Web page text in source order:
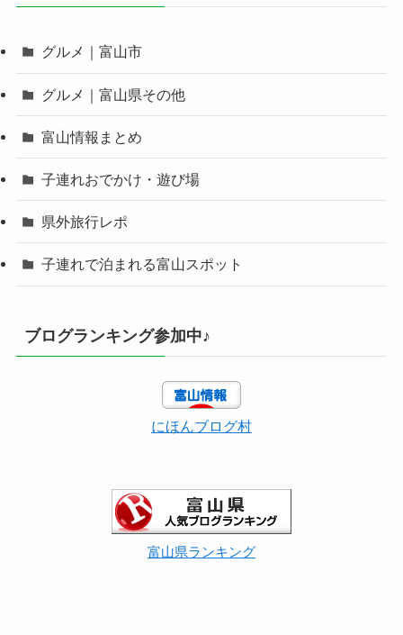
グルメ｜富山市
グルメ｜富山県その他
富山情報まとめ
子連れおでかけ・遊び場
県外旅行レポ
子連れで泊まれる富山スポット
ブログランキング参加中♪
にほんブログ村
富山県ランキング